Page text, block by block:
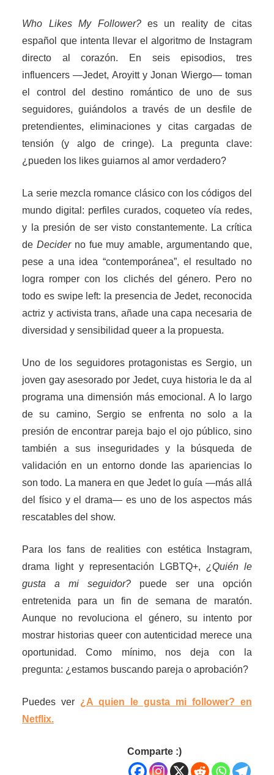
Who Likes My Follower?es un reality de citas
español que intenta llevar el algoritmo de Instagram
directo al corazón. En seis episodios, tres
influencers —Jedet, Aroyitt y Jonan Wiergo— toman
el control del destino romántico de uno de sus
seguidores, guiándolos a través de un desfile de
pretendientes, eliminaciones y citas cargadas de
tensión (y algo de cringe). La pregunta clave:
¿pueden los likes guiarnos al amor verdadero?
La serie mezcla romance clásico con los códigos del
mundo digital: perfiles curados, coqueteo vía redes,
y la presión de ser visto constantemente. La crítica
deDeciderno fue muy amable, argumentando que,
pese a una idea “contemporánea”, el resultado no
logra romper con los clichés del género. Pero no
todo es swipe left: la presencia de Jedet, reconocida
actriz y activista trans, añade una capa necesaria de
diversidad y sensibilidad queer a la propuesta.
Uno de los seguidores protagonistas es Sergio, un
joven gay asesorado por Jedet, cuya historia le da al
programa una dimensión más emocional. A lo largo
de su camino, Sergio se enfrenta no solo a la
presión de encontrar pareja bajo el ojo público, sino
también a sus inseguridades y la búsqueda de
validación en un entorno donde las apariencias lo
son todo. La manera en que Jedet lo guía —más allá
del físico y el drama— es uno de los aspectos más
rescatables del show.
Para los fans de realities con estética Instagram,
drama light y representación LGBTQ+, ¿Quién le
gusta a mi seguidor? puede ser una opción
entretenida para un fin de semana de maratón.
Aunque no revoluciona el género, su intento por
mostrar historias queer con autenticidad merece una
oportunidad. Como mínimo, nos deja con la
pregunta: ¿estamos buscando pareja o aprobación?
Puedes ver ¿A quien le gusta mi follower? en
Netflix.
Comparte :)